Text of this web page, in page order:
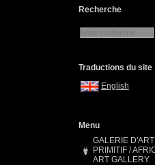
Recherche
Traductions du site
English
Menu
GALERIE D'ART
PRIMITIF /
ART GALLERY